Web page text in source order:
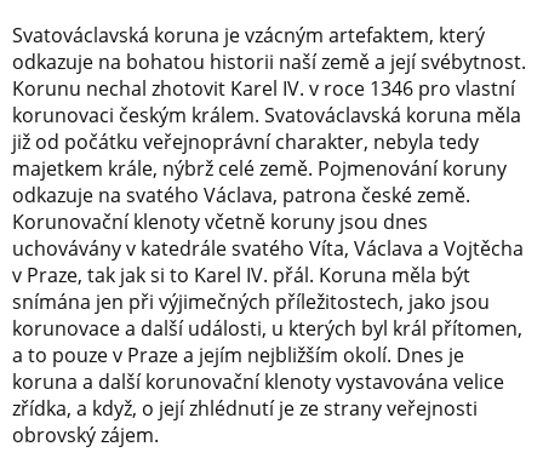
Svatováclavská koruna je vzácným artefaktem, který
odkazuje na bohatou historii naší země a její svébytnost.
Korunu nechal zhotovit Karel IV. v roce 1346 pro vlastní
korunovaci českým králem. Svatováclavská koruna měla
již od počátku veřejnoprávní charakter, nebyla tedy
majetkem krále, nýbrž celé země. Pojmenování koruny
odkazuje na svatého Václava, patrona české země.
Korunovační klenoty včetně koruny jsou dnes
uchovávány v katedrále svatého Víta, Václava a Vojtěcha
v Praze, tak jak si to Karel IV. přál. Koruna měla být
snímána jen při výjimečných příležitostech, jako jsou
korunovace a další události, u kterých byl král přítomen,
a to pouze v Praze a jejím nejbližším okolí. Dnes je
koruna a další korunovační klenoty vystavována velice
zřídka, a když, o její zhlédnutí je ze strany veřejnosti
obrovský zájem.